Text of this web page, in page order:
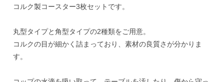
コルク製コースター3枚セットです。
丸型タイプと角型タイプの2種類をご用意。
コルクの目が細かく詰まっており、素材の良質さが分かりま
す。